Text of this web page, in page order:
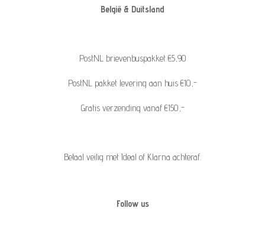
België & Duitsland
PostNL brievenbuspakket €5,90
PostNL pakket levering aan huis €10,-
Gratis verzending vanaf €150,-
Betaal veilig met Ideal of Klarna achteraf.
Follow us